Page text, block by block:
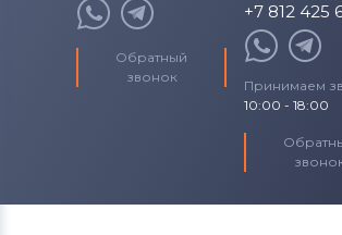
Обратный
звонок
+7 812 425
Принимаем
10:00 - 18:00